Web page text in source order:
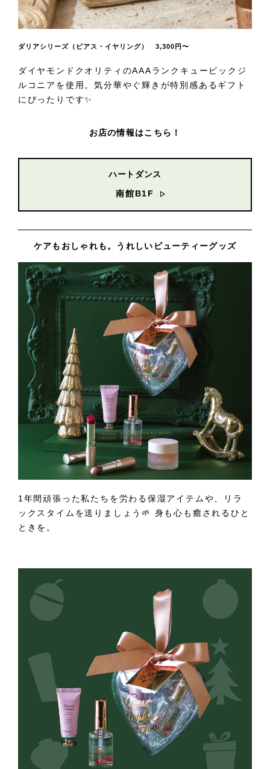
ダリアシリーズ（ピアス・イヤリング） 3,300円〜
ダイヤモンドクオリティのAAAランクキュービックジ
ルコニアを使用。気分華やぐ輝きが特別感あるギフト
にぴったりです✨
お店の情報はこちら！
ハートダンス
南館B1F
ケアもおしゃれも。うれしいビューティーグッズ
1年間頑張った私たちを労わる保湿アイテムや、リラ
ックスタイムを送りましょう🌱 身も心も癒されるひと
ときを。